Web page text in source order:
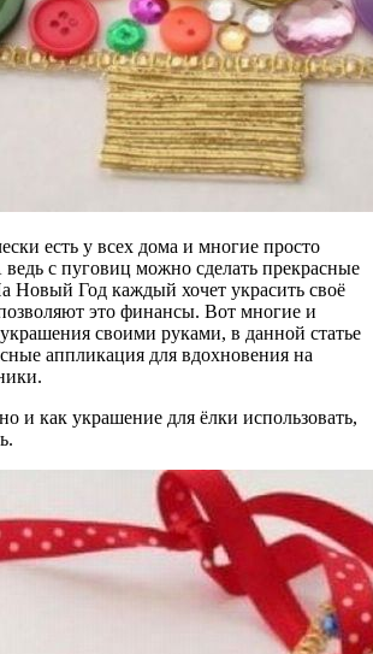
есть у всех дома и многие просто
с пуговиц можно сделать прекрасные
Новый Год каждый хочет украсить своё
это финансы. Вот многие и
своими руками, в данной статье
аппликация для вдохновения на
и как украшение для ёлки использовать,